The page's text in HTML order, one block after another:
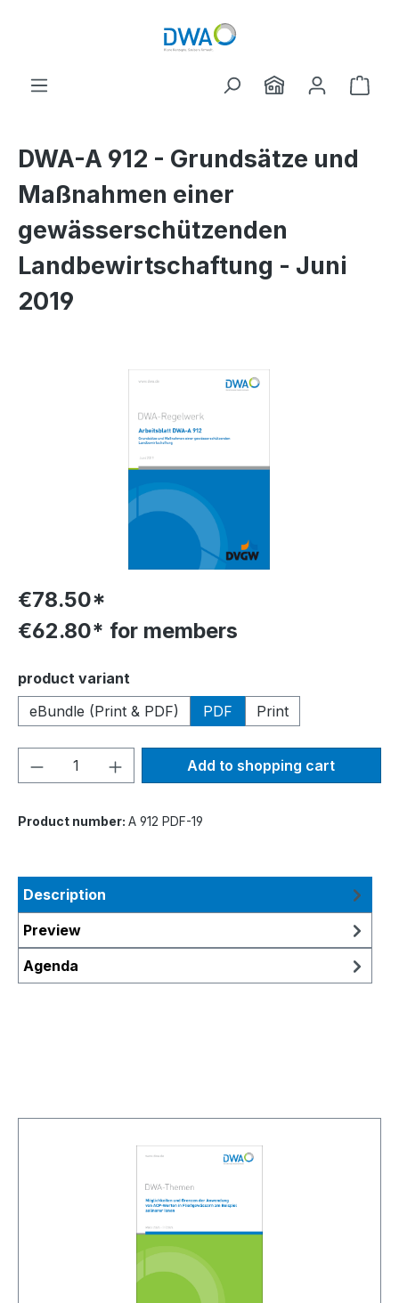
DWA-A 912 - Grundsätze und
Maßnahmen einer
gewässerschützenden
Landbewirtschaftung - Juni
2019
€78.50*
€62.80* for members
Select
product variant
eBundle (Print & PDF)
PDF Print
Product Quantity: Enter the desired
Add to shopping cart
Product number: A 912 PDF-19
Description
Preview
Agenda